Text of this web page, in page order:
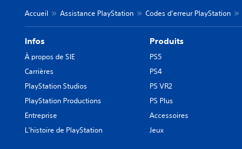
Accueil Assistance PlayStation Codes d'erreur PlayStation
Infos
À propos de SIE
Carrières
PlayStation Studios
PlayStation Productions
Entreprise
L'histoire de PlayStation
Produits
PS5
PS4
PS VR2
PS Plus
Accessoires
Jeux